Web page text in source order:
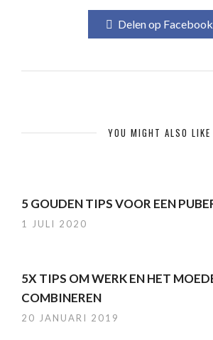
Delen op Facebook
YOU MIGHT ALSO LIKE
5 GOUDEN TIPS VOOR EEN
1 JULI 2020
5X TIPS OM WERK EN HET
COMBINEREN
20 JANUARI 2019